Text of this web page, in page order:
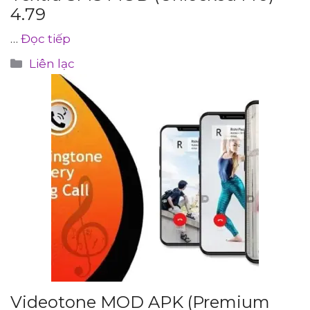
4.79
… Đọc tiếp
Danh
mục
Liên lạc
Videotone MOD APK (Premium